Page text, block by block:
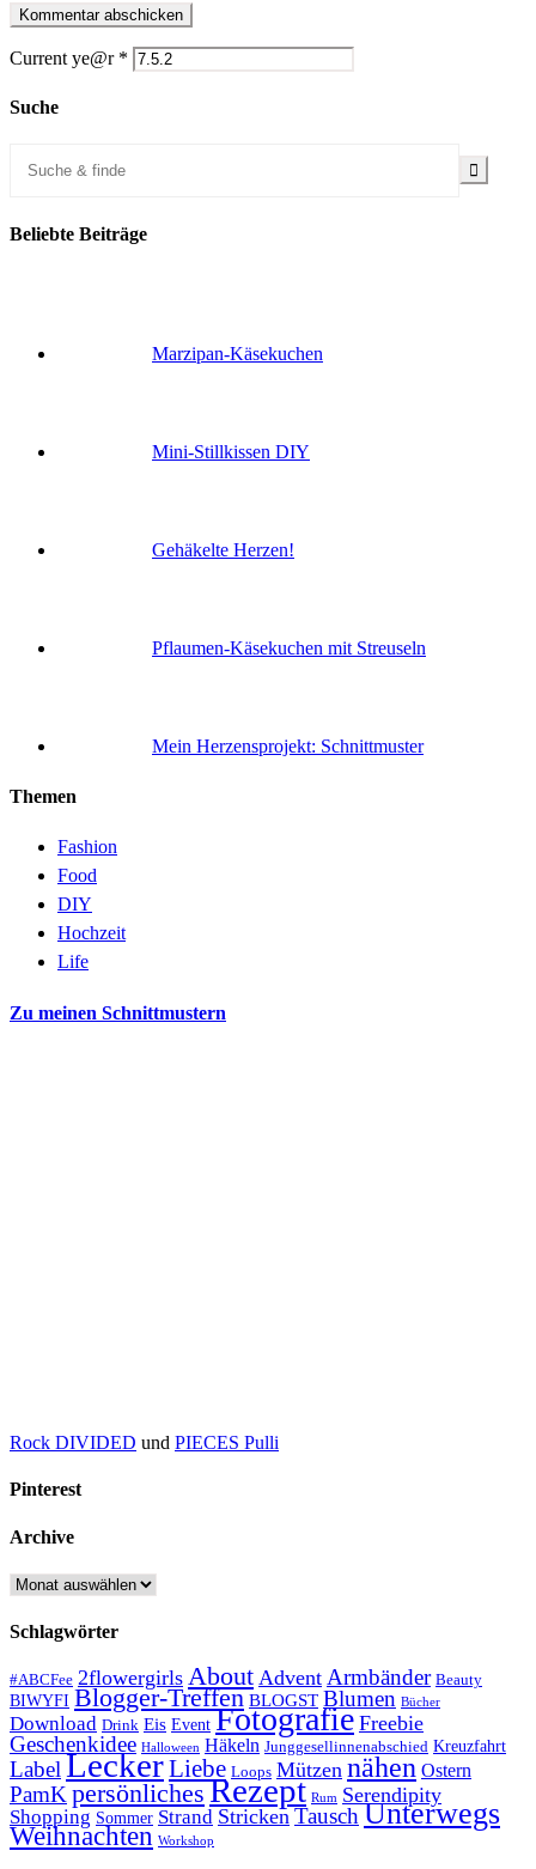
Current ye@r *
Suche
Beliebte Beiträge
Marzipan-Käsekuchen
Mini-Stillkissen DIY
Gehäkelte Herzen!
Pflaumen-Käsekuchen mit Streuseln
Mein Herzensprojekt: Schnittmuster
Themen
Fashion
Food
DIY
Hochzeit
Life
Zu meinen Schnittmustern
Rock DIVIDED und PIECES Pulli
Pinterest
Archive
Archive
Schlagwörter
#ABCFee 2flowergirls About Advent Armbänder Beauty
BIWYFI Blogger-Treffen BLOGST Blumen Bücher
Download Drink Eis Event Fotografie Freebie
Geschenkidee Halloween Häkeln Junggesellinnenabschied Kreuzfahrt
LabelLeckerLiebe Loops Mützen nähen Ostern
PamKpersönliches Rezept Rum Serendipity
Shopping Sommer Strand Stricken TauschUnterwegs
Weihnachten Workshop